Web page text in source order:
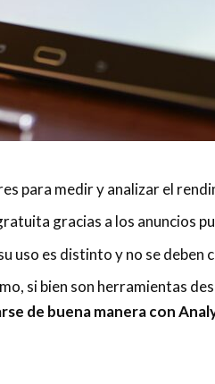
para medir y analizar el
gracias a los anuncios
uso es distinto y no se deben
si bien son herramientas
de buena manera con